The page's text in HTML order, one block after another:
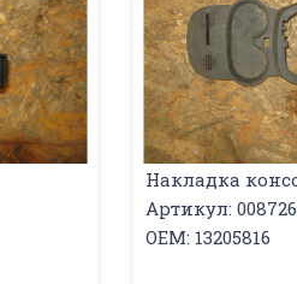
Накладка
Артикул: 008726
OEM: 13205816